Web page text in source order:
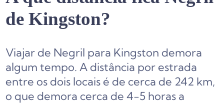
de Kingston?
Viajar de Negril para Kingston demora
algum tempo. A distância por estrada
entre os dois locais é de cerca de 242 km,
o que demora cerca de 4-5 horas a